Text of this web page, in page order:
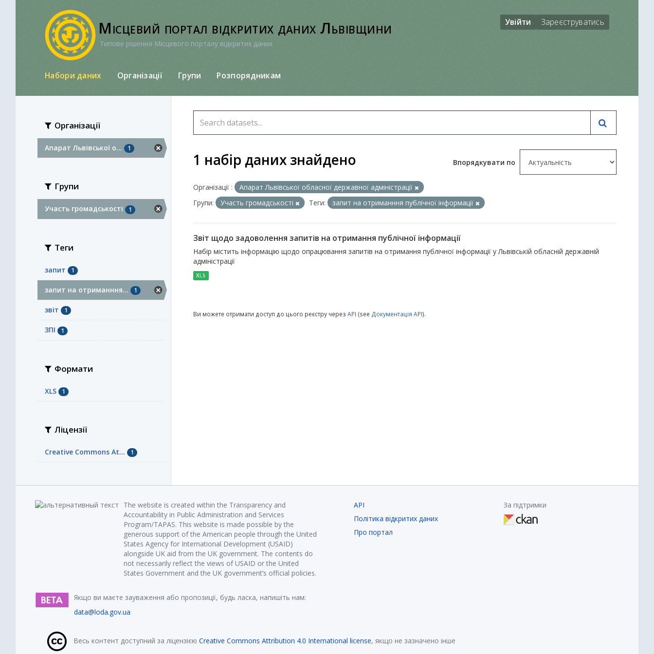
Місцевий портал відкритих даних Львівщини
Типове рішення Місцевого порталу відкритих даних
Увійти Зареєструватись
Набори даних Організації Групи Розпорядникам
Організації
Апарат Львівської о... 1
Групи
Участь громадськості 1
Теги
запит 1
запит на отриманння... 1
звіт 1
ЗПІ 1
Формати
XLS 1
Ліцензії
Creative Commons At... 1
Впорядкувати по
1 набір даних знайдено
Організації :
Апарат Львівської обласної державної адміністрації
Групи:
Участь громадськості Теги: запит на отриманння публічної інформації
Звіт щодо задоволення запитів на отримання публічної інформації
Набір містить інформацію щодо опрацювання запитів на отримання публічної інформації у Львівській обласній державній
адміністрації
XLS
Ви можете отримати доступ до цього реєстру через API (see Документація API).
The website is created within the Transparency and
Accountability in Public Administration and Services
Program/TAPAS. This website is made possible by the
generous support of the American people through the United
States Agency for International Development (USAID)
alongside UK aid from the UK government. The contents do
not necessarily reflect the views of USAID or the United
States Government and the UK government’s official policies.
Якщо ви маєте зауваження або пропозиції, будь ласка, напишіть нам:
data@loda.gov.ua
API
Політика відкритих даних
Про портал
За підтримки
Весь контент доступний за ліцензією Creative Commons Attribution 4.0 International license, якщо не зазначено інше